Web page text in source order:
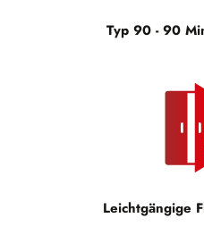
Typ 90 - 90
Leichtgängige